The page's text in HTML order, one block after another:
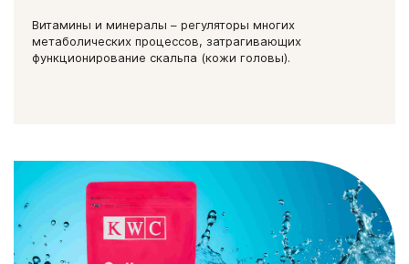
Витамины и минералы – регуляторы многих
метаболических процессов, затрагивающих
функционирование скальпа (кожи головы).